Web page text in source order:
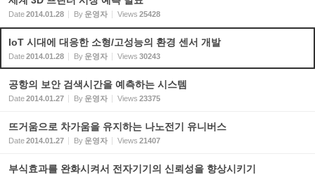
Date2014.01.28 By 운영자 Views 25428
IoT 시대에 대응한 소형/고성능의 환경 센서 개발
Date2014.01.28 By 운영자 Views 30243
공항의 보안 검색시간을 예측하는 시스템
Date2014.01.27 By 운영자 Views 23375
뜨거움으로 차가움을 유지하는 나노전기 유니버스
Date2014.01.27 By 운영자 Views 21407
부식효과를 완화시켜서 전자기기의 신뢰성을 향상시키기